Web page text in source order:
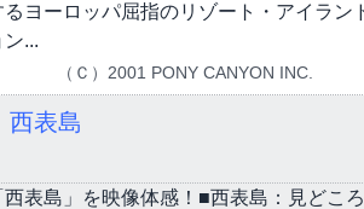
ヨーロッパ屈指のリゾート・アイラン
...
（Ｃ）2001 PONY CANYON INC.
表島
表島」を映像体感！■西表島：見どこ